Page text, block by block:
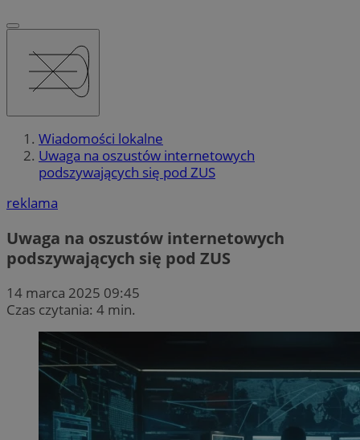
Wiadomości lokalne
Uwaga na oszustów internetowych
podszywających się pod ZUS
reklama
Uwaga na oszustów internetowych
podszywających się pod ZUS
14 marca 2025 09:45
Czas czytania: 4 min.